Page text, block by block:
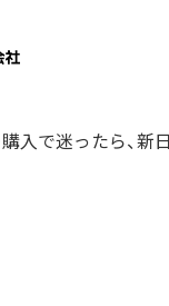
入で迷ったら、